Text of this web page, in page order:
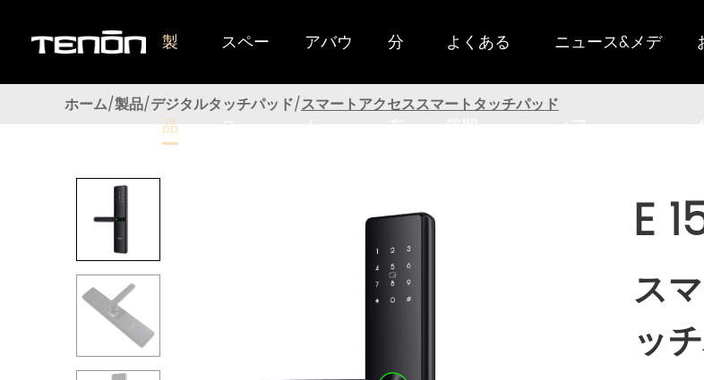
製
品
スペー アバウ 分 よくある ニュース&メデ
ホーム 製品 デジタルタッチパッド スマートアクセススマートタッチパッド
E
ス
ッ